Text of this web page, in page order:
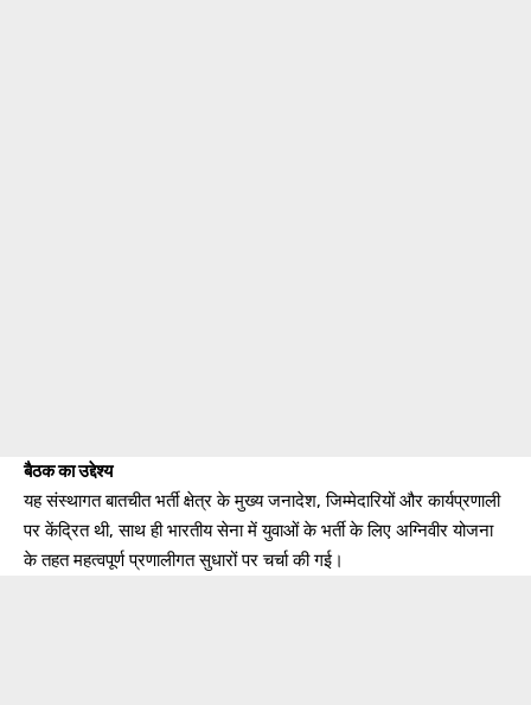
बैठक का उद्देश्य
यह संस्थागत बातचीत भर्ती क्षेत्र के मुख्य जनादेश, जिम्मेदारियों और कार्यप्रणाली
पर केंद्रित थी, साथ ही भारतीय सेना में युवाओं के भर्ती के लिए अग्निवीर योजना
के तहत महत्वपूर्ण प्रणालीगत सुधारों पर चर्चा की गई।